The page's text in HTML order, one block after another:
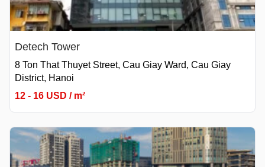
Detech Tower
8 Ton That Thuyet Street, Cau Giay Ward, Cau Giay
District, Hanoi
12 - 16 USD / m²